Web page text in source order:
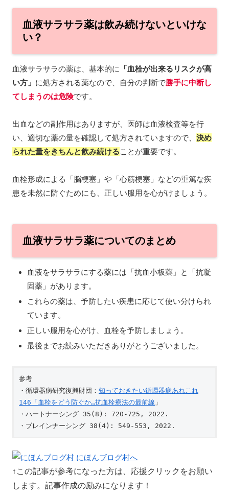
血液サラサラ薬は飲み続けないといけな
い？
血液サラサラの薬は、基本的に
「血栓が出来るリスクが高
い方」 に処方される薬なので、自分の判断で勝手に中断し
てしまうのは危険です。
出血などの副作用はありますが、医師は血液検査等を行
い、適切な薬の量を確認して処方されていますので、 決め
られた量をきちんと飲み続けることが重要です。
血栓形成による「脳梗塞」や「心筋梗塞」などの重篤な疾
患を未然に防ぐためにも、正しい服用を心がけましょう。
血液サラサラ薬についてのまとめ
血液をサラサラにする薬には「抗血小板薬」と「抗凝
固薬」があります。
これらの薬は、予防したい疾患に応じて使い分けられ
ています。
正しい服用を心がけ、血栓を予防しましょう。
最後までお読みいただきありがとうございました。
参考
・循環器病研究復興財団： 知っておきたい循環器病あれこれ
146「血栓をどう防ぐか…抗血栓療法の最前線 」
・ハートナーシング 35(8): 720-725, 2022.
・ブレインナーシング 38(4): 549-553, 2022.
↑この記事が参考になった方は、応援クリックをお願い
します。記事作成の励みになります！